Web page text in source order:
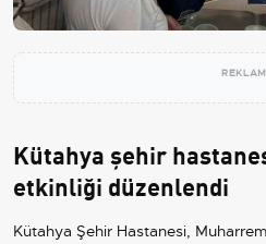
REKLAM
Kütahya şehir
etkinliği düzenlendi
Kütahya Şehir Hastanesi,